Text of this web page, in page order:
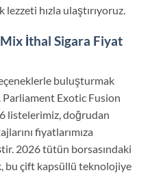
hızla ulaştırıyoruz.
İthal Sigara Fiyat
buluşturmak
Parliament Exotic Fusion
listelerimiz, doğrudan
fiyatlarımıza
2026 tütün borsasındaki
bu çift kapsüllü teknolojiye